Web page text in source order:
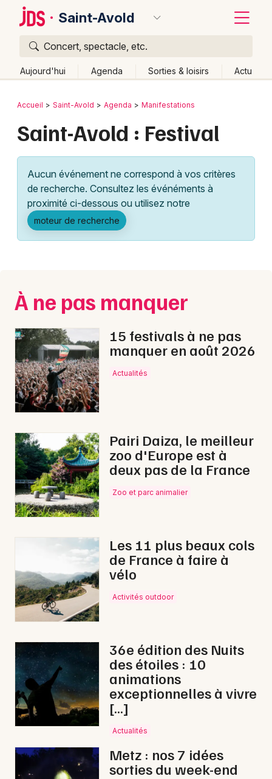
Saint-Avold
Concert, spectacle, etc.
Aujourd'hui Agenda Sorties & loisirs Actu
Publier un événement
Grands événements
Activité & Expérience
Manifestations
Spectacles
Concerts
Sports
Soirées
Sorties famille
Expos
Sorties & loisirs
Festival en Moselle
Festival dans le Grand Est
Artistes en tournée
Actus à Saint-Avold
Magazine à Saint-Avold
Bordeaux
Lille
Lyon
Marseille
Nantes
Nice
Paris
Strasbourg
Toulouse
Retour
Accueil Saint-Avold Agenda Manifestations
Saint-Avold : Festival
Aucun événement ne correspond à vos critères
de recherche. Consultez les événéments à
proximité ci-dessous ou utilisez notre
moteur de recherche
À ne pas manquer
15 festivals à ne pas
manquer en août 2026
Actualités
Pairi Daiza, le meilleur
zoo d'Europe est à
deux pas de la France
Zoo et parc animalier
Les 11 plus beaux cols
de France à faire à
vélo
Activités outdoor
36e édition des Nuits
des étoiles : 10
animations
exceptionnelles à vivre
[…]
Actualités
Metz : nos 7 idées
sorties du week-end
Quoi ?
Où ?
Partout
Près de moi Changer de lieu
Quand ?
Ce week-end